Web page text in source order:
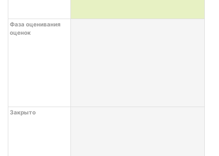
Фаза оценивания
оценок
Закрыто